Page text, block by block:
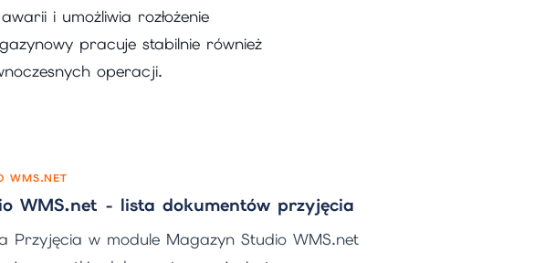
i umożliwia rozłożenie
pracuje stabilnie również
operacji.
WMS.NET
WMS.net - lista dokumentów przyjęcia
Przyjęcia w module Magazyn Studio WMS.net